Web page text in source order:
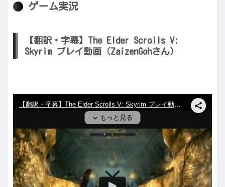
ゲーム実況
【翻訳・字幕】The Elder Scrolls V:
Skyrim プレイ動画（ZaizenGohさん）